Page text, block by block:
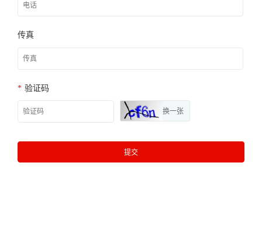
传真
* 验证码
换一张
提交